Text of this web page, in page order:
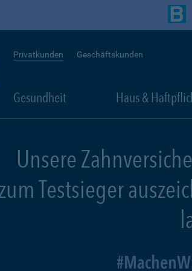
Privatkunden Geschäftskunden
Gesundheit Haus &
Unsere
Testsieger